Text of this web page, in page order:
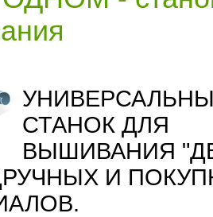
СТАНОК ДЛЯ
ВЫШИВАНИЯ
И